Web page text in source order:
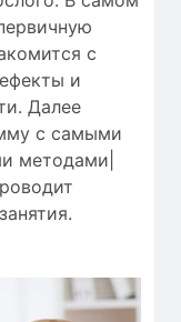
с
и
. Далее
с самыми
методами|
.